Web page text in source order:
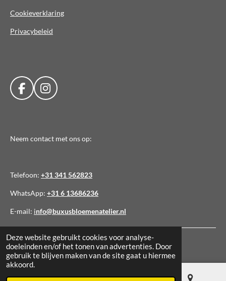
Deze website gebruikt cookies voor analyse-
doeleinden en/of het tonen van advertenties. Door
gebruik te blijven maken van de site gaat u hiermee
akkoord.
Cookieverklaring
Privacybeleid
F
a
b
k
I
n
a
a
m
Neem contact met ons op:
Telefoon: +31 341 562823
WhatsApp: +31 6 13686236
E-mail: info@buxusbloemenatelier.nl
© 2026 BUXUS bloemenatelier